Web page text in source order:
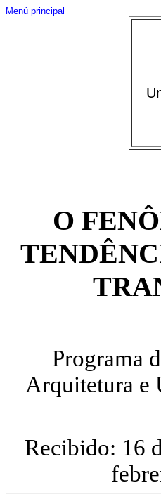
Menú principal
O
Programa
Arquitetura e
Recibido: 16